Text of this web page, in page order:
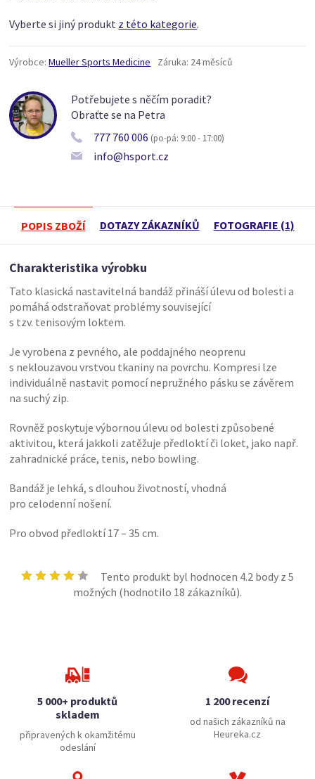
Vyberte si jiný produkt z této kategorie.
Výrobce: Mueller Sports Medicine Záruka: 24 měsíců
Potřebujete s něčím poradit?
Obraťte se na Petra
777 760 006 (po-pá: 9:00 - 17:00)
info@hsport.cz
POPIS ZBOŽÍ DOTAZY ZÁKAZNÍKŮ FOTOGRAFIE (1)
Charakteristika výrobku
Tato klasická nastavitelná bandáž přináší úlevu od bolesti a
pomáhá odstraňovat problémy související
s tzv. tenisovým loktem.
Je vyrobena z pevného, ale poddajného neoprenu
s neklouzavou vrstvou tkaniny na povrchu. Kompresi lze
individuálně nastavit pomocí nepružného pásku se závěrem
na suchý zip.
Rovněž poskytuje výbornou úlevu od bolesti způsobené
aktivitou, která jakkoli zatěžuje předloktí či loket, jako např.
zahradnické práce, tenis, nebo bowling.
Bandáž je lehká, s dlouhou životností, vhodná
pro celodenní nošení.
Pro obvod předloktí 17 – 35 cm.
Tento produkt byl hodnocen 4.2body z 5
možných (hodnotilo 18 zákazníků).
5 000+ produktů
skladem
připravených k okamžitému
odeslání
1 200 recenzí
od našich zákazníků na
Heureka.cz